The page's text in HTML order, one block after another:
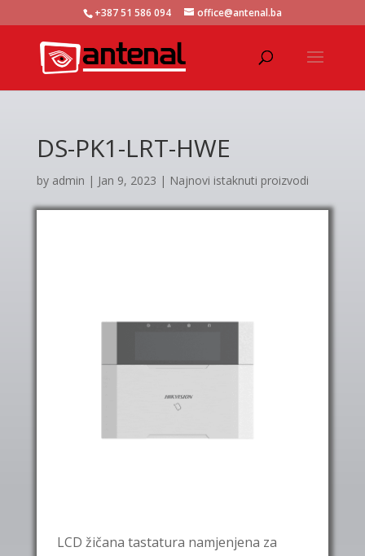
+387 51 586 094 office@antenal.ba
DS-PK1-LRT-HWE
by admin | Jan 9, 2023 | Najnovi istaknuti proizvodi
LCD žičana tastatura namjenjena za